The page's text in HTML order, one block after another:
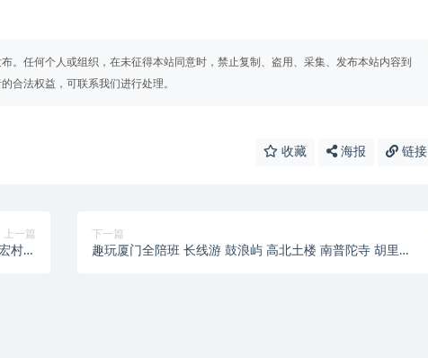
。任何个人或组织，在未征得本站同意时，禁止复制、盗用、采集、发布本站内容到
合法权益，可联系我们进行处理。
收藏 海报 链接
上一篇
村水
下一篇
趣玩厦门全陪班 长线游 鼓浪屿 高北土楼 南普陀寺 胡里山